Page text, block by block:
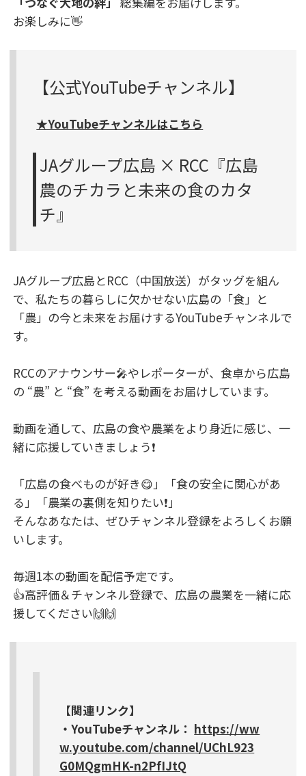
お楽しみに👋
【公式YouTubeチャンネル】
★YouTubeチャンネルはこちら
JAグループ広島 × RCC『広島
農のチカラと未来の食のカタ
チ』
JAグループ広島とRCC（中国放送）がタッグを組ん
で、私たちの暮らしに欠かせない広島の「食」と
「農」の今と未来をお届けするYouTubeチャンネルで
す。
RCCのアナウンサー🎤やレポーターが、食卓から広島
の “農” と “食” を考える動画をお届けしています。
動画を通して、広島の食や農業をより身近に感じ、一
緒に応援していきましょう❗
「広島の食べものが好き😋」「食の安全に関心があ
る」「農業の裏側を知りたい❗」
そんなあなたは、ぜひチャンネル登録をよろしくお願
いします。
毎週1本の動画を配信予定です。
👍高評価＆チャンネル登録で、広島の農業を一緒に応
援してください🙌🙌
【関連リンク】
・YouTubeチャンネル： https://ww
w.youtube.com/channel/UChL923
G0MQgmHK-n2PfIJtQ